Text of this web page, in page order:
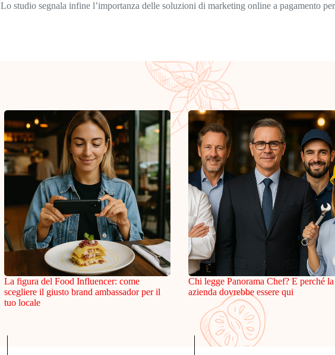
Lo studio segnala infine l’importanza delle soluzioni di marketing online a pagamento
La figura del Food Influencer: come
scegliere il giusto brand ambassador per il
tuo locale
Chi legge Panorama Chef? E perché la
azienda dovrebbe essere qui